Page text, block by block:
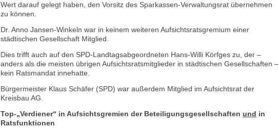
Wert darauf gelegt haben, den Vorsitz des Sparkassen-Verwaltungsrat übernehmen
zu können.
Dr. Anno Jansen-Winkeln war in keinem weiteren Aufsichtsratsgremium einer
städtischen Gesellschaft Mitglied.
Dies trifft auch auf den SPD-Landtagsabgeordneten Hans-Willi Körfges zu, der –
anders als die meisten übrigen Aufsichtsratsmitglieder in städtischen Gesellschaften –
kein Ratsmandat innehatte.
Bürgermeister Klaus Schäfer (SPD) war außerdem Mitglied im Aufsichtsrat der
Kreisbau AG.
Top-„Verdiener“ in Aufsichtsgremien der Beteiligungsgesellschaften und in
Ratsfunktionen